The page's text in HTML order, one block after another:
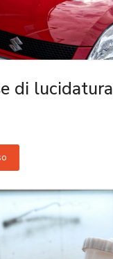
di lucidatura